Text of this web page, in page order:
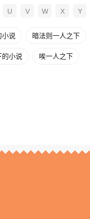
U V W X Y
小说 暗法则一人之下
的小说 唉一人之下